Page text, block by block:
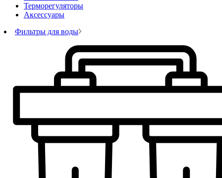
Терморегуляторы
Аксессуары
Фильтры для воды